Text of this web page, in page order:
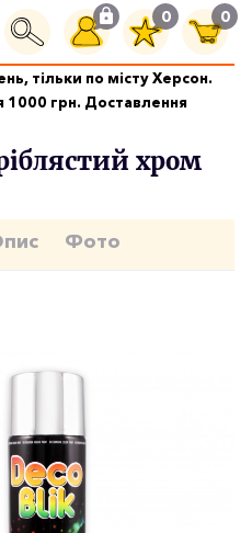
0 0
тільки по місту Херсон.
1000 грн. Доставлення
400мл
хром
Фото